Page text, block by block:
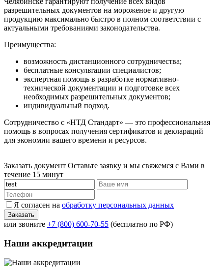
разрешительных документов на мороженое и другую
продукцию максимально быстро в полном соответствии с
актуальными требованиями законодательства.
Преимущества:
возможность дистанционного сотрудничества;
бесплатные консультации специалистов;
экспертная помощь в разработке нормативно-
технической документации и подготовке всех
необходимых разрешительных документов;
индивидуальный подход.
Сотрудничество с «НТД Стандарт» — это профессиональная
помощь в вопросах получения сертификатов и деклараций
для экономии вашего времени и ресурсов.
Заказать документ Оставьте заявку и мы свяжемся с Вами в
течение 15 минут
Я согласен на обработку персональных данных
или звоните +7 (800) 600-70-55 (бесплатно по РФ)
Наши аккредитации